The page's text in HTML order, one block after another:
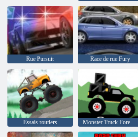
Rue Pursuit Race de rue Fury
Essais routiers Monster Truck Forest-Livraison